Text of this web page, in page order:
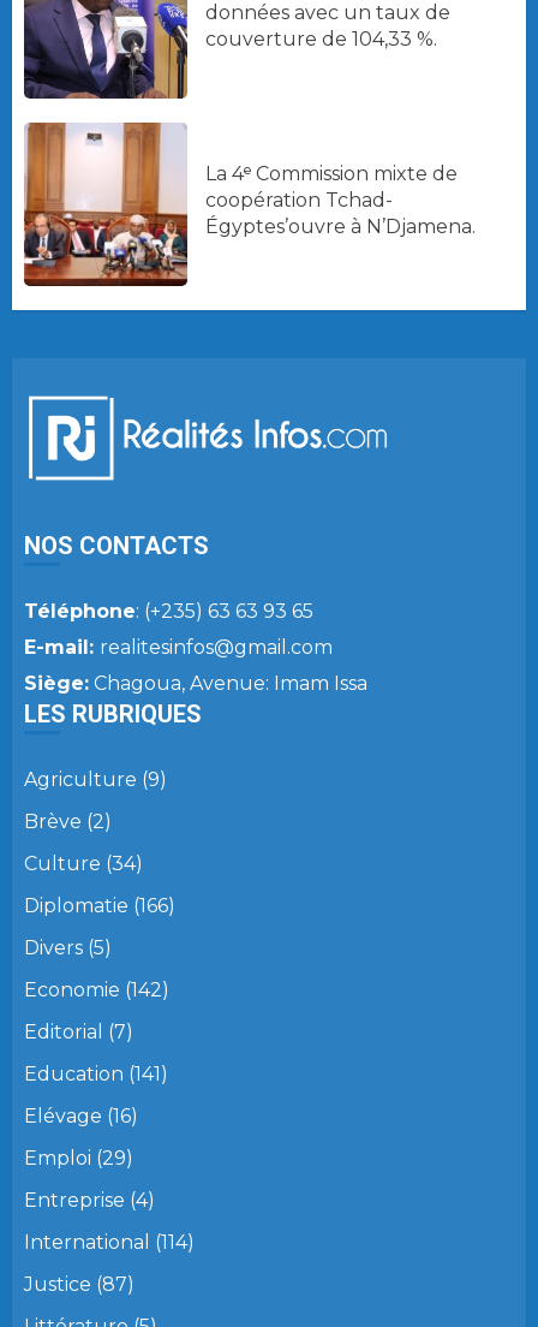
données avec un taux de
couverture de 104,33 %.
La 4ᵉ Commission mixte de
coopération Tchad-
Égyptes’ouvre à N’Djamena.
NOS CONTACTS
Téléphone: (+235) 63 63 93 65
E-mail: realitesinfos@gmail.com
Siège: Chagoua, Avenue: Imam Issa
LES RUBRIQUES
Agriculture (9)
Brève (2)
Culture (34)
Diplomatie (166)
Divers (5)
Economie (142)
Editorial (7)
Education (141)
Elévage (16)
Emploi (29)
Entreprise (4)
International (114)
Justice (87)